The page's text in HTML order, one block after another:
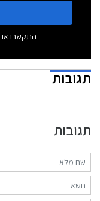
התקשרו או
תגובות
תגובות